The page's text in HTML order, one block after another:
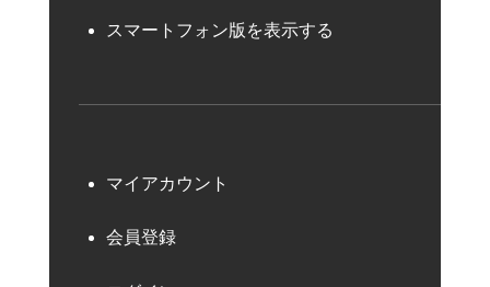
スマートフォン版を表示する
マイアカウント
会員登録